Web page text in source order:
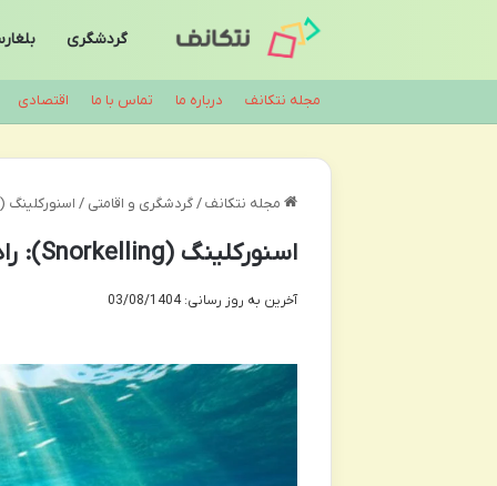
گردشگری
مجله نتکانف درباره ما تماس با ما اقتصادی
مجله نتکانف / گردشگری و اقامتی / اسنورکلینگ (Snorkelling): راهنمای کامل، تجهیزات و نکات مهم
اسنورکلینگ (Snorkelling): راهنمای کامل، تجهیزات و نکات مهم
آخرین به روز رسانی: 03/08/1404